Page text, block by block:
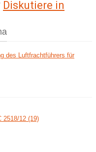
Diskutiere in
des Luftfrachtführers für
2518/12 (19)